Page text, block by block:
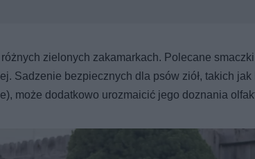
zielonych zakamarkach. Polecane smaczki
Sadzenie bezpiecznych dla psów ziół, takich jak
może dodatkowo urozmaicić jego doznania